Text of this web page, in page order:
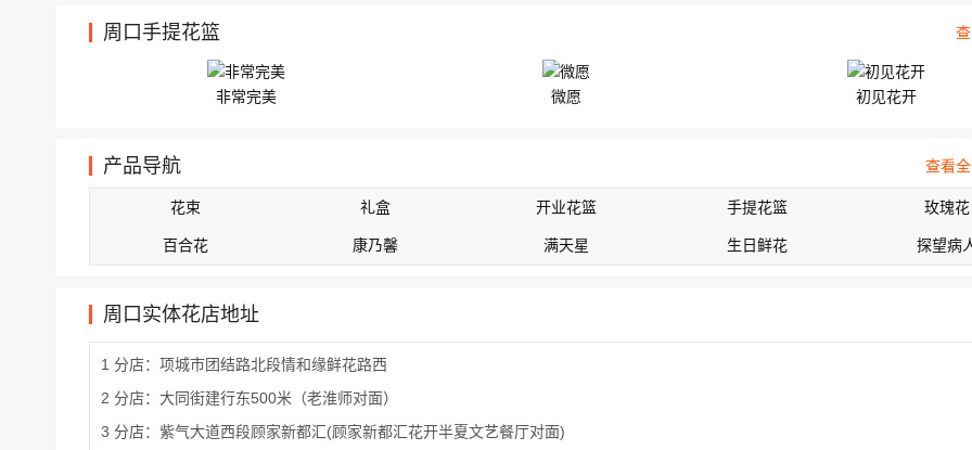
周口手提花篮
非常完美 微愿 初见花开
产品导航 查看
花束 礼盒 开业花篮 手提花篮 玫瑰花
百合花 康乃馨 满天星 生日鲜花 探望病
周口实体花店地址
1 分店：项城市团结路北段情和缘鲜花路西
2 分店：大同街建行东500米（老淮师对面）
3 分店：紫气大道西段顾家新都汇(顾家新都汇花开半夏文艺餐厅对面)